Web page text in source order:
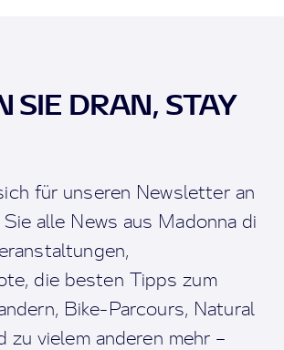
SIE DRAN, STAY
für unseren Newsletter an
alle News aus Madonna di
die besten Tipps zum
Bike-Parcours, Natural
zu vielem anderen mehr –